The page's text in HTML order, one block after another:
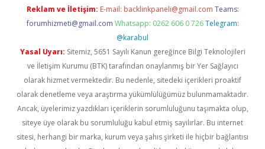
Reklam ve İletişim: E-mail: backlinkpaneli@gmail.com Teams:
forumhizmeti@gmail.com Whatsapp: 0262 606 0 726 Telegram:
@karabul
Yasal Uyarı: Sitemiz, 5651 Sayılı Kanun gereğince Bilgi Teknolojileri
ve İletişim Kurumu (BTK) tarafından onaylanmış bir Yer Sağlayıcı
olarak hizmet vermektedir. Bu nedenle, sitedeki içerikleri proaktif
olarak denetleme veya araştırma yükümlülüğümüz bulunmamaktadır.
Ancak, üyelerimiz yazdıkları içeriklerin sorumluluğunu taşımakta olup,
siteye üye olarak bu sorumluluğu kabul etmiş sayılırlar. Bu internet
sitesi, herhangi bir marka, kurum veya şahıs şirketi ile hiçbir bağlantısı